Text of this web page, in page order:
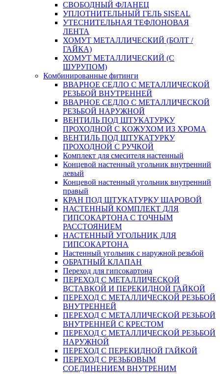
СВОБОДНЫЙ ФЛАНЕЦ
УПЛОТНИТЕЛЬНЫЙ ГЕЛЬ SISEAL
УТЕСНИТЕЛЬНАЯ ТЕФЛОНОВАЯ
ЛЕНТА
ХОМУТ МЕТАЛЛИЧЕСКИЙ (БОЛТ /
ГАЙКА)
ХОМУТ МЕТАЛЛИЧЕСКИЙ (С
ШУРУПОМ)
Комбинированные фитинги
ВВАРНОЕ СЕДЛО С МЕТАЛЛИЧЕСКОЙ
РЕЗЬБОЙ ВНУТРЕННЕЙ
ВВАРНОЕ СЕДЛО С МЕТАЛЛИЧЕСКОЙ
РЕЗЬБОЙ НАРУЖНОЙ
ВЕНТИЛЬ ПОД ШТУКАТУРКУ
ПРОХОДНОЙ С КОЖУХОМ ИЗ ХРОМА
ВЕНТИЛЬ ПОД ШТУКАТУРКУ
ПРОХОДНОЙ С РУЧКОЙ
Комплект для смесителя настенный
Концевой настенный угольник внутренний
левый
Концевой настенный угольник внутренний
правый
КРАН ПОД ШТУКАТУРКУ ШАРОВОЙ
НАСТЕННЫЙ КОМПЛЕКТ ДЛЯ
ГИПСОКАРТОНA С ТОЧНЫМ
РАССТОЯНИЕМ
НАСТЕННЫЙ УГОЛЬНИК ДЛЯ
ГИПСОКАРТОНА
Настенный угольник с наружной резьбой
ОБРАТНЫЙ КЛАПАН
Переход для гипсокартона
ПЕРЕХОД С МЕТАЛЛИЧЕСКОЙ
ВСТАВКОЙ И ПЕРЕКИДНОЙ ГАЙКОЙ
ПЕРЕХОД С МЕТАЛЛИЧЕСКОЙ РЕЗЬБОЙ
ВНУТРЕННЕЙ
ПЕРЕХОД С МЕТАЛЛИЧЕСКОЙ РЕЗЬБОЙ
ВНУТРЕННЕЙ С КРЕСТОМ
ПЕРЕХОД С МЕТАЛЛИЧЕСКОЙ РЕЗЬБОЙ
НАРУЖНОЙ
ПЕРЕХОД С ПЕРЕКИДНОЙ ГАЙКОЙ
ПЕРЕХОД С РЕЗЬБОВЫМ
СОЕДИНЕНИЕМ ВНУТРЕНИМ